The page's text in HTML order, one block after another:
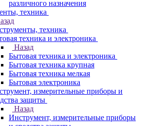
различного назначения
техника
техника
техника и электроника
Назад
Бытовая техника и электроника
Бытовая техника крупная
Бытовая техника мелкая
Бытовая электроника
измерительные приборы и
защиты
Назад
Инструмент, измерительные приборы